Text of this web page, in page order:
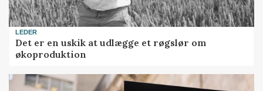
LEDER
Det er en uskik at udlægge et røgslør om
økoproduktion